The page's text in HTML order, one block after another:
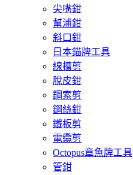
尖嘴鉗
幫浦鉗
斜口鉗
日本錨牌工具
線槽剪
脫皮鉗
鋼索剪
鋼絲鉗
鐵板剪
電纜剪
Octopus章魚牌工具
管鉗